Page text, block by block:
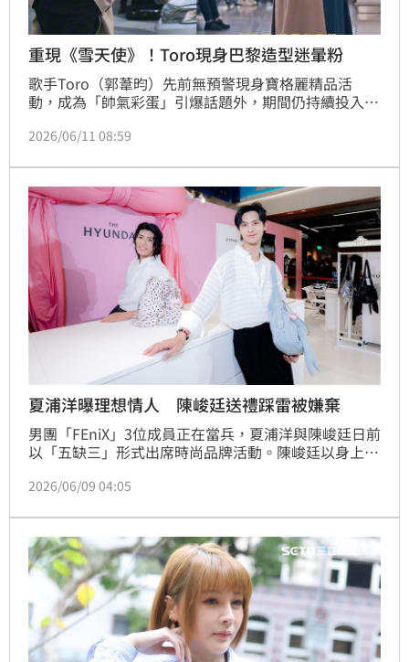
重現《雪天使》！Toro現身巴黎造型迷暈粉
歌手Toro（郭葦昀）先前無預警現身寶格麗精品活
動，成為「帥氣彩蛋」引爆話題外，期間仍持續投入音
他手外，近日Toro攜手獨立創作女聲「康玉蘭」推出
戰較少嘗試Bossa Nova曲風，更久違親自「現身巴
黎」演出，演繹這首輕柔慵懶的旋律描繪的MV畫面。
2026/06/11 08:59
夏浦洋曝理想情人 陳峻廷送禮踩雷被嫌棄
男團「FEniX」3位成員正在當兵，夏浦洋與陳峻廷日前
以「五缺三」形式出席時尚品牌活動。陳峻廷以身上造
背著女包出門，大讚身上蝴蝶結包設計簡約時尚又大
種『可鹽可甜』的反差感，我覺得應該都滿能吸引男生
眼光！」
2026/06/09 04:05